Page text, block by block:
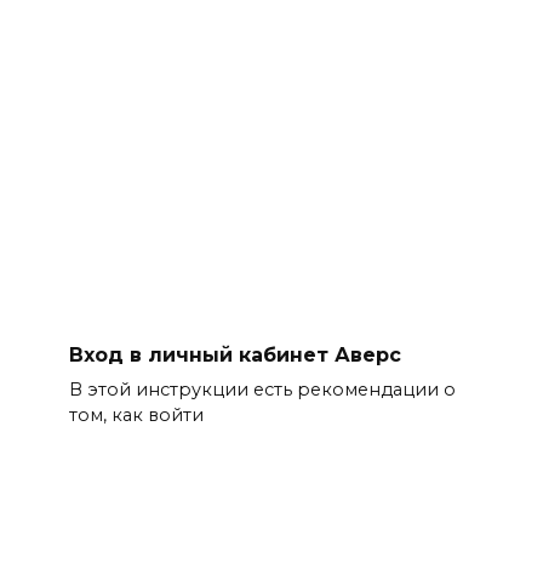
Вход в личный кабинет Аверс
В этой инструкции есть рекомендации о
том, как войти